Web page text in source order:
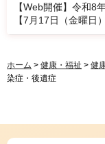
【Web開催】令和8
【7月17日（金曜日
ホーム > 健康・福祉 > 健
染症・後遺症